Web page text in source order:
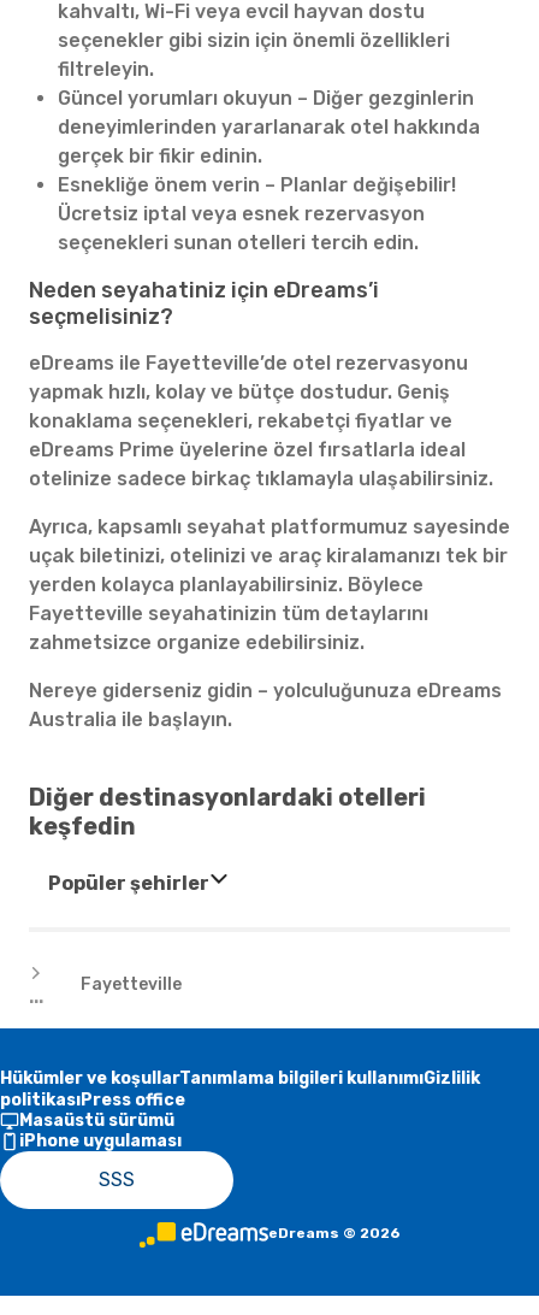
kahvaltı, Wi-Fi veya evcil hayvan dostu
seçenekler gibi sizin için önemli özellikleri
filtreleyin.
Güncel yorumları okuyun – Diğer gezginlerin
deneyimlerinden yararlanarak otel hakkında
gerçek bir fikir edinin.
Esnekliğe önem verin – Planlar değişebilir!
Ücretsiz iptal veya esnek rezervasyon
seçenekleri sunan otelleri tercih edin.
Neden seyahatiniz için eDreams’i
seçmelisiniz?
eDreams ile Fayetteville’de otel rezervasyonu
yapmak hızlı, kolay ve bütçe dostudur. Geniş
konaklama seçenekleri, rekabetçi fiyatlar ve
eDreams Prime üyelerine özel fırsatlarla ideal
otelinize sadece birkaç tıklamayla ulaşabilirsiniz.
Ayrıca, kapsamlı seyahat platformumuz sayesinde
uçak biletinizi, otelinizi ve araç kiralamanızı tek bir
yerden kolayca planlayabilirsiniz. Böylece
Fayetteville seyahatinizin tüm detaylarını
zahmetsizce organize edebilirsiniz.
Nereye giderseniz gidin – yolculuğunuza eDreams
Australia ile başlayın.
Diğer destinasyonlardaki otelleri
keşfedin
Popüler şehirler
...
Fayetteville
Hükümler ve koşullarTanımlama bilgileri kullanımıGizlilik
politikasıPress office
Masaüstü sürümü
iPhone uygulaması
SSS
eDreams © 2026